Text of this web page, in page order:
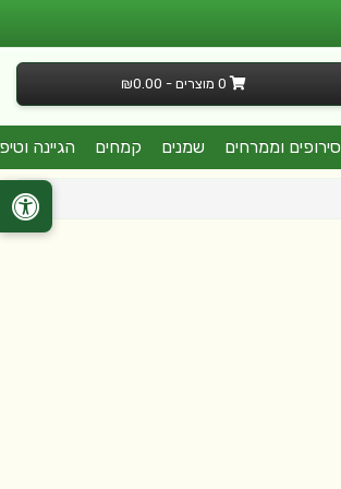
0 מוצרים - ₪0.00
סירופים וממרחים שמנים קמחים הגיינה